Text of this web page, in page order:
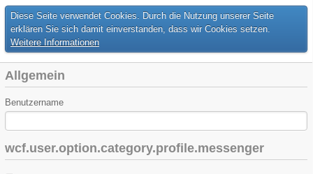
Diese Seite verwendet Cookies. Durch die Nutzung unserer Seite
erklären Sie sich damit einverstanden, dass wir Cookies setzen.
Weitere Informationen
Allgemein
Benutzername
wcf.user.option.category.profile.messenger